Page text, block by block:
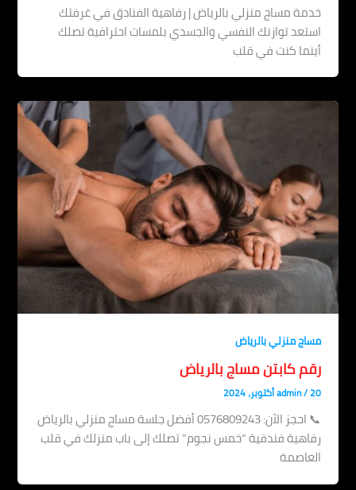
خدمة مساج منزلي بالرياض | رفاهية الفنادق في غرفتك
استعد توازنك النفسي والجسدي بلمسات احترافية تصلك
أينما كنت في قلب
مساج منزلي بالرياض
رقم كابتن مساج بالرياض
admin/20 أكتوبر، 2024
📞 احجز الآن: 0576809243 أفضل جلسة مساج منزلي بالرياض
رفاهية فندقية “خمس نجوم” تصلك إلى باب منزلك في قلب
العاصمة